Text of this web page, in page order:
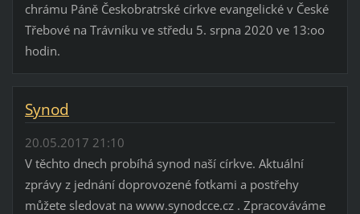
chrámu Páně Českobratrské církve evangelické v České
Třebové na Trávníku ve středu 5. srpna 2020 ve 13:oo
hodin.
Synod
20.05.2017 21:10
V těchto dnech probíhá synod naší církve. Aktuální
zprávy z jednání doprovozené fotkami a postřehy
můžete sledovat na www.synodcce.cz . Zpracováváme